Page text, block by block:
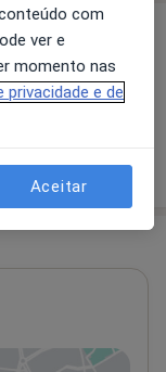
e preços
nenhuma
com
ver e
momento nas
privacidade e de
Aceitar